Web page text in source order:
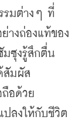
รมต่างๆ ที่
างถ่องแท้ของ
มซุงรู้สึกตื่น
สัมผัส
ถือด้วย
ปลงให้กับชีวิต